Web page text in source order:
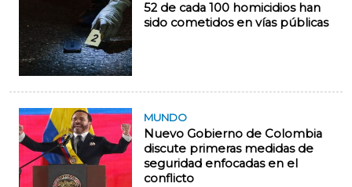
52 de cada 100 homicidios han
sido cometidos en vías públicas
MUNDO
Nuevo Gobierno de Colombia
discute primeras medidas de
seguridad enfocadas en el
conflicto